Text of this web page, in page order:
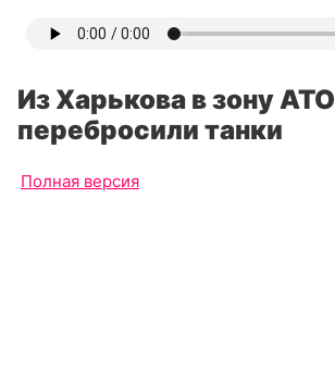
Из Харькова в зону АТО
перебросили танки
Полная версия